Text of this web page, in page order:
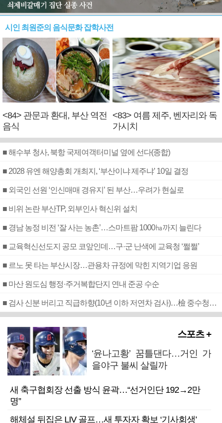
시인 최원준의 음식문화 잡학사전
<84> 관문과 환대, 부산 역전
음식
<83> 여름 제주, 벤자리와 독
가시치
■ 해수부 청사, 북항 국제여객터미널 옆에 선다(종합)
■ 2028 유엔 해양총회 개최지, ‘부산이냐 제주냐’ 10일 결정
■ 외국인 선원 ‘인신매매 경유지’ 된 부산…우려가 현실로
■ 비위 논란 부산TP, 외부인사 혁신위 설치
■ 경남 농정 비전 ‘잘 사는 농촌’…스마트팜 1000㏊까지 늘린다
■ 교육혁신선도지 공모 코앞인데…구·군 난색에 교육청 ‘쩔쩔’
■ 르노 못 타는 부산시장…관용차 규정에 막힌 지역기업 응원
■ 마산 원도심 행정·주거복합단지 연내 준공 수순
■ 검사 신분 버리고 직급하향(10년 이하 저연차 검사)…檢 중수청행 기피
스포츠 +
‘윤나고황’ 꿈틀댄다…거인 가
을야구 불씨 살릴까
새 축구협회장 선출 방식 윤곽…“선거인단 192→2만
명”
해체설 뒤집은 LIV 골프…새 투자자 확보 ‘기사회생’